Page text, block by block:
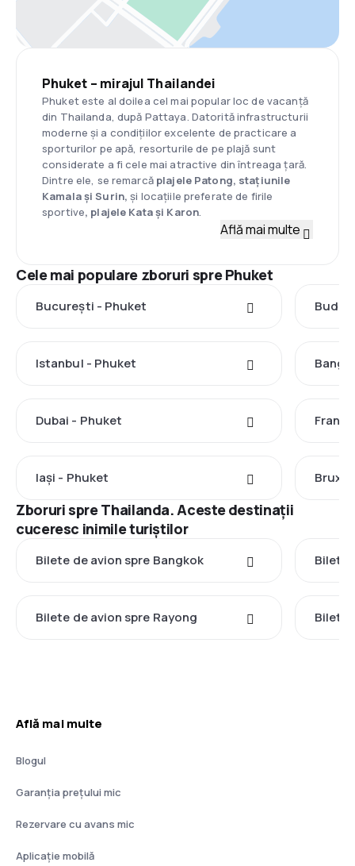
Phuket – mirajul Thailandei
Phuket este al doilea cel mai popular loc de vacanță
din Thailanda, după Pattaya. Datorită infrastructurii
moderne și a condițiilor excelente de practicare a
sporturilor pe apă, resorturile de pe plajă sunt
considerate a fi cele mai atractive din întreaga țară.
Dintre ele, se remarcă plajele Patong, stațiunile
Kamala și Surin,și locațiile preferate de firile
sportive, plajele Kata și Karon.
Află mai multe
Cele mai populare zboruri spre Phuket
București - Phuket
Istanbul - Phuket
Dubai - Phuket
Iași - Phuket
Zboruri spre Thailanda. Aceste destinații
cuceresc inimile turiștilor
Bilete de avion spre Bangkok Bilete
Bilete de avion spre Rayong Bilete
Află mai multe
Blogul
Garanția prețului mic
Rezervare cu avans mic
Aplicație mobilă